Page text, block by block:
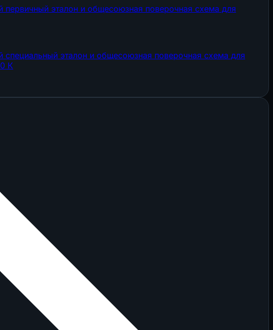
первичный эталон и общесоюзная поверочная схема для
эталон и общесоюзная поверочная схема для
К